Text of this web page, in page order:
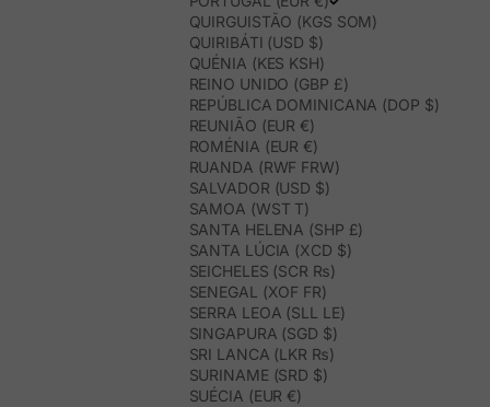
QUIRGUISTÃO (KGS SOM)
QUIRIBÁTI (USD $)
QUÉNIA (KES KSH)
REINO UNIDO (GBP £)
REPÚBLICA DOMINICANA (DOP $)
REUNIÃO (EUR €)
ROMÉNIA (EUR €)
RUANDA (RWF FRW)
SALVADOR (USD $)
SAMOA (WST T)
SANTA HELENA (SHP £)
SANTA LÚCIA (XCD $)
SEICHELES (SCR ₨)
SENEGAL (XOF FR)
SERRA LEOA (SLL LE)
SINGAPURA (SGD $)
SRI LANCA (LKR ₨)
SURINAME (SRD $)
SUÉCIA (EUR €)